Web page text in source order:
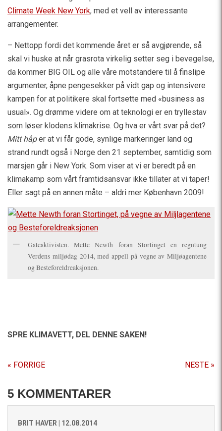
Climate Week New York, med et vell av interessante
arrangementer.
– Nettopp fordi det kommende året er så avgjørende, så
skal vi huske at når grasrota virkelig setter seg i bevegelse,
da kommer BIG OIL og alle våre motstandere til å finslipe
argumenter, åpne pengesekker på vidt gap og intensivere
kampen for at politikere skal fortsette med «business as
usual». Og drømme videre om at teknologi er en tryllestav
som løser klodens klimakrise. Og hva er vårt svar på det?
Mitt håper at vi får gode, synlige markeringer land og
strand rundt også i Norge den 21 september, samtidig som
marsjen går i New York. Som viser at vi er beredt på en
klimakamp som vårt framtidsansvar ikke tillater at vi taper!
Eller sagt på en annen måte – aldri mer København 2009!
Gateaktivisten. Mette Newth foran Stortinget en regntung
Verdens miljødag 2014, med appell på vegne av Miljøagentene
og Besteforeldreaksjonen.
SPRE KLIMAVETT, DEL DENNE SAKEN!
« FORRIGE NESTE »
5 KOMMENTARER
BRIT HAVER | 12.08.2014